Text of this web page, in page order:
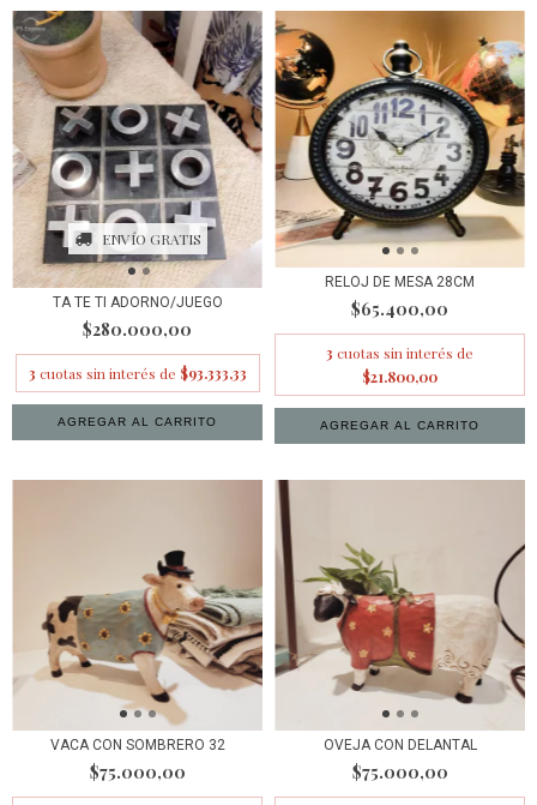
ENVÍO GRATIS
TA TE TI ADORNO/JUEGO
$280.000,00
3 cuotas sin interés de $93.333,33
RELOJ DE MESA 28CM
$65.400,00
3 cuotas sin interés de
$21.800,00
VACA CON SOMBRERO 32
$75.000,00
OVEJA CON DELANTAL
$75.000,00